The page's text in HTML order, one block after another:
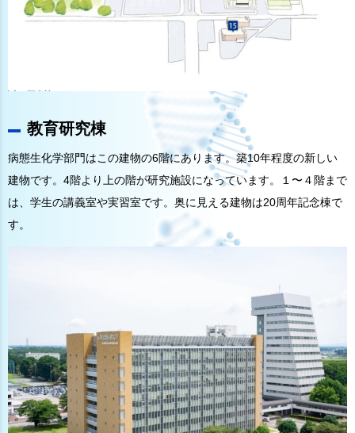
教育研究棟
病態生化学部門はこの建物の6階にあります。築10年程度の新しい
建物です。4階より上の階が研究施設になっています。１〜４階まで
は、学生の講義室や実習室です。奥に見える建物は20周年記念棟で
す。